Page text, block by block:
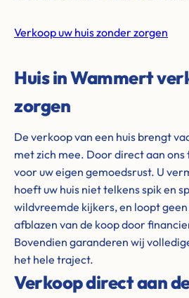
Verkoop uw huis zonder zorgen
Huis in Wammert
zorgen
De verkoop van een huis brengt
met zich mee. Door direct aan ons
voor uw eigen gemoedsrust. U
hoeft uw huis niet telkens spik en
wildvreemde kijkers, en loopt
afblazen van de koop door
Bovendien garanderen wij
het hele traject.
Verkoop direct aan